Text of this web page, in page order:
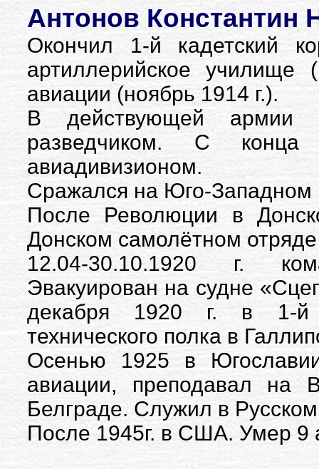
Антонов Константин
Окончил 1-й кадетский
артиллерийское училище
авиации (ноябрь 1914 г.).
В действующей армии
разведчиком. С
авиадивизионом.
Сражался на Юго-
После Революции в
Донском самолётном
12.04-30.10.1920 г.
Эвакуирован на судне
декабря 1920 г. в 1-й
технического полка в
Осенью 1925 в
авиации, преподавал на
Белграде. Служил в
После 1945г. в США. Умер 9